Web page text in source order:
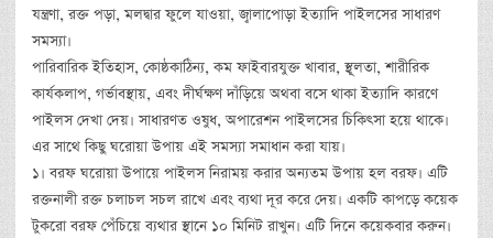
যন্ত্রণা, রক্ত পড়া, মলদ্বার ফুলে যাওয়া, জ্বালাপোড়া ইত্যাদি পাইলসের সাধারণ
সমস্যা।
পারিবারিক ইতিহাস, কোষ্ঠকাঠিন্য, কম ফাইবারযুক্ত খাবার, স্থূলতা, শারীরিক
কার্যকলাপ, গর্ভাবস্থায়, এবং দীর্ঘক্ষণ দাঁড়িয়ে অথবা বসে থাকা ইত্যাদি কারণে
পাইলস দেখা দেয়। সাধারণত ওষুধ, অপারেশন পাইলসের চিকিৎসা হয়ে থাকে।
এর সাথে কিছু ঘরোয়া উপায় এই সমস্যা সমাধান করা যায়।
১। বরফ ঘরোয়া উপায়ে পাইলস নিরাময় করার অন্যতম উপায় হল বরফ। এটি
রক্তনালী রক্ত চলাচল সচল রাখে এবং ব্যথা দূর করে দেয়। একটি কাপড়ে কয়েক
টুকরো বরফ পেঁচিয়ে ব্যথার স্থানে ১০ মিনিট রাখুন। এটি দিনে কয়েকবার করুন।